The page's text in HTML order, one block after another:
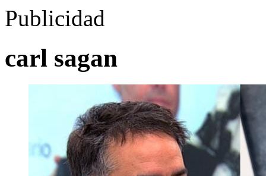
Publicidad
carl sagan